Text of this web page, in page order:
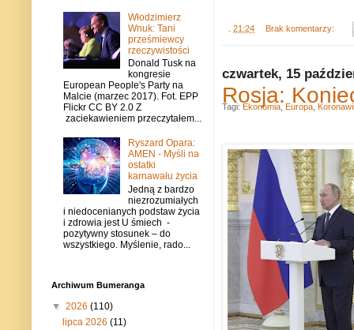
21:24 Brak komentarzy:
czwartek, 15
Rosja:
Tagi: Ekonomia Europa
Włodzimierz
Wnuk: Tani
prześmiewcy
rzeczywistości
Donald Tusk na
kongresie
European People's Party na
Malcie (marzec 2017). Fot. EPP
Flickr CC BY 2.0 Z
zaciekawieniem przeczytałem...
Ryszard Opara:
AMEN - Myśli na
ostatki
karnawału życia
Jedną z bardzo
niezrozumiałych
i niedocenianych podstaw życia
i zdrowia jest U śmiech -
pozytywny stosunek – do
wszystkiego. Myślenie, rado...
Archiwum Bumeranga
▼ 2026 (110)
lipca 2026(11)